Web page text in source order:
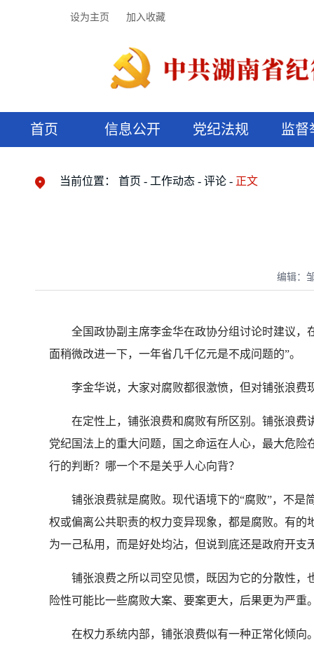
设为主页 加入收藏
首页 信息公开 党纪法规 监督
当前位置： 首页 工作动态 评论 正文
编辑：
全国政协副主席李金华在政协分组讨论时建议，
面稍微改进一下，一年省几千亿元是不成问题的”。
李金华说，大家对腐败都很激愤，但对铺张浪费
在定性上，铺张浪费和腐败有所区别。铺张浪费
党纪国法上的重大问题，国之命运在人心，最大危
行的判断？哪一个不是关乎人心向背？
铺张浪费就是腐败。现代语境下的“腐败”，不是
权或偏离公共职责的权力变异现象，都是腐败。有
为一己私用，而是好处均沾，但说到底还是政府开支
铺张浪费之所以司空见惯，既因为它的分散性，
险性可能比一些腐败大案、要案更大，后果更为严重
在权力系统内部，铺张浪费似有一种正常化倾向